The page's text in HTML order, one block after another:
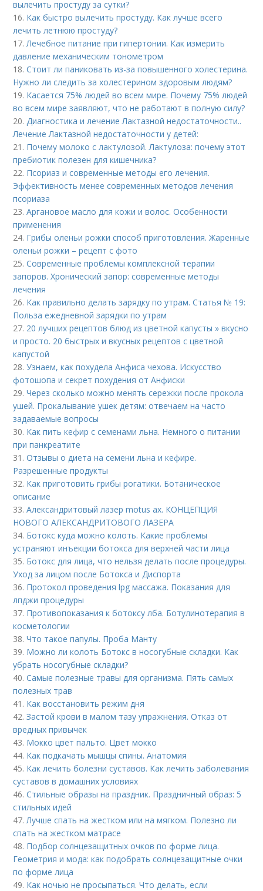
вылечить простуду за сутки?
16. Как быстро вылечить простуду. Как лучше всего
лечить летнюю простуду?
17.Лечебное питание при гипертонии. Как измерить
давление механическим тонометром
18.Стоит ли паниковать из-за повышенного холестерина.
Нужно ли следить за холестерином здоровым людям?
19. Касается 75% людей во всем мире. Почему 75% людей
во всем мире заявляют, что не работают в полную силу?
20.Диагностика и лечение Лактазной недостаточности..
Лечение Лактазной недостаточности у детей:
21. Почему молоко с лактулозой. Лактулоза: почему этот
пребиотик полезен для кишечника?
22. Псориаз и современные методы его лечения.
Эффективность менее современных методов лечения
псориаза
23.Аргановое масло для кожи и волос. Особенности
применения
24. Грибы оленьи рожки способ приготовления. Жаренные
оленьи рожки – рецепт с фото
25.Современные проблемы комплексной терапии
запоров. Хронический запор: современные методы
лечения
26. Как правильно делать зарядку по утрам. Статья № 19:
Польза ежедневной зарядки по утрам
27. 20 лучших рецептов блюд из цветной капусты » вкусно
и просто. 20 быстрых и вкусных рецептов с цветной
капустой
28.Узнаем, как похудела Анфиса чехова. Искусство
фотошопа и секрет похудения от Анфиски
29.Через сколько можно менять сережки после прокола
ушей. Прокалывание ушек детям: отвечаем на часто
задаваемые вопросы
30. Как пить кефир с семенами льна. Немного о питании
при панкреатите
31.Отзывы о диета на семени льна и кефире.
Разрешенные продукты
32. Как приготовить грибы рогатики. Ботаническое
описание
33.Александритовый лазер motus ax. КОНЦЕПЦИЯ
НОВОГО АЛЕКСАНДРИТОВОГО ЛАЗЕРА
34. Ботокс куда можно колоть. Какие проблемы
устраняют инъекции ботокса для верхней части лица
35. Ботокс для лица, что нельзя делать после процедуры.
Уход за лицом после Ботокса и Диспорта
36. Протокол проведения lpg массажа. Показания для
лпджи процедуры
37. Противопоказания к ботоксу лба. Ботулинотерапия в
косметологии
38.Что такое папулы. Проба Манту
39. Можно ли колоть Ботокс в носогубные складки. Как
убрать носогубные складки?
40.Самые полезные травы для организма. Пять самых
полезных трав
41. Как восстановить режим дня
42.Застой крови в малом тазу упражнения. Отказ от
вредных привычек
43. Мокко цвет пальто. Цвет мокко
44. Как подкачать мышцы спины. Анатомия
45. Как лечить болезни суставов. Как лечить заболевания
суставов в домашних условиях
46.Стильные образы на праздник. Праздничный образ: 5
стильных идей
47.Лучше спать на жестком или на мягком. Полезно ли
спать на жестком матрасе
48. Подбор солнцезащитных очков по форме лица.
Геометрия и мода: как подобрать солнцезащитные очки
по форме лица
49. Как ночью не просыпаться. Что делать, если